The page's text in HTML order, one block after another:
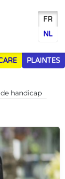
FR
NL
PLAINTES
handicap